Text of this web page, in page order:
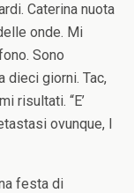
Caterina nuota
onde. Mi
Sono
dieci giorni. Tac,
risultati. “E’
ovunque, I
festa di